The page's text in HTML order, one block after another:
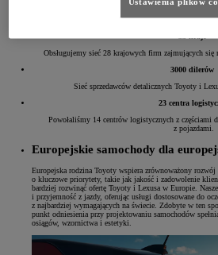
6 mld EUR
Rocznie przeznaczamy ponad 6 mld euro na
53 kraje
Obsługujemy sieć 28 krajowych firm zajmujących się
3000 dilerów
Sieć sprzedawców detalicznych Toyoty i
23 centra
Powołaliśmy 14 centrów logistycznych z częściami
z pojazdami.
Europejskie samochody dla
Europejska rodzina Toyoty wspiera zrównoważony
o kluczowe priorytety, takie jak jakość i zadowolenie
bardziej rozwinąć ofertę Toyoty i Lexusa w Europie.
i przyjemność z jazdy, oferując usługi dostosowane do
z najbardziej wymagających na świecie. Zdobyte w ten
punkt odniesienia przy projektowaniu samochodów
osiągów, wzornictwa i estetyki.